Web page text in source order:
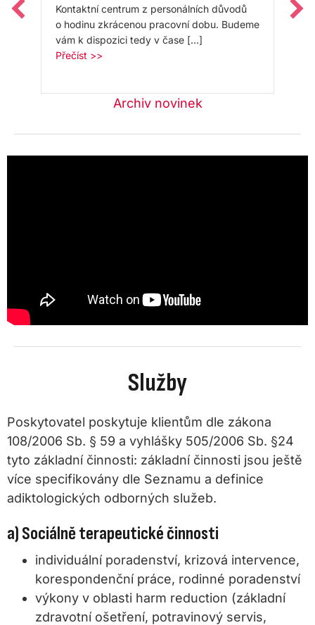
Kontaktní centrum z personálních důvodů
o hodinu zkrácenou pracovní dobu. Budeme
vám k dispozici tedy v čase […]
Přečíst >>
Archiv novinek
Služby
Poskytovatel poskytuje klientům dle zákona
108/2006 Sb. § 59 a vyhlášky 505/2006 Sb. §24
tyto základní činnosti: základní činnosti jsou ještě
více specifikovány dle Seznamu a definice
adiktologických odborných služeb.
a) Sociálně terapeutické činnosti
individuální poradenství, krizová intervence,
korespondenční práce, rodinné poradenství
výkony v oblasti harm reduction (základní
zdravotní ošetření, potravinový servis,